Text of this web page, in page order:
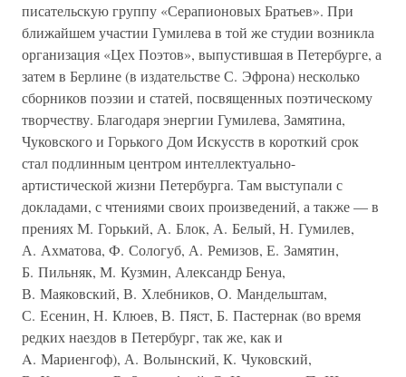
писательскую группу «Серапионовых Братьев». При
ближайшем участии Гумилева в той же студии возникла
организация «Цех Поэтов», выпустившая в Петербурге, а
затем в Берлине (в издательстве С. Эфрона) несколько
сборников поэзии и статей, посвященных поэтическому
творчеству. Благодаря энергии Гумилева, Замятина,
Чуковского и Горького Дом Искусств в короткий срок
стал подлинным центром интеллектуально-
артистической жизни Петербурга. Там выступали с
докладами, с чтениями своих произведений, а также — в
прениях М. Горький, А. Блок, А. Белый, Н. Гумилев,
А. Ахматова, Ф. Сологуб, А. Ремизов, Е. Замятин,
Б. Пильняк, М. Кузмин, Александр Бенуа,
В. Маяковский, В. Хлебников, О. Мандельштам,
С. Есенин, Н. Клюев, В. Пяст, Б. Пастернак (во время
редких наездов в Петербург, так же, как и
A. Мариенгоф), А. Волынский, К. Чуковский,